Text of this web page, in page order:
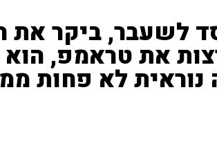
לשעבר, ביקר את
את טראמפ,
לא פחות